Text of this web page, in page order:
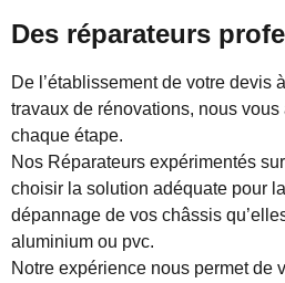
Des réparateurs
De l’établissement de votre devis
travaux de rénovations, nous
chaque étape.
Nos Réparateurs expérimentés
choisir la solution adéquate pour
dépannage de vos châssis
aluminium ou pvc.
Notre expérience nous permet de